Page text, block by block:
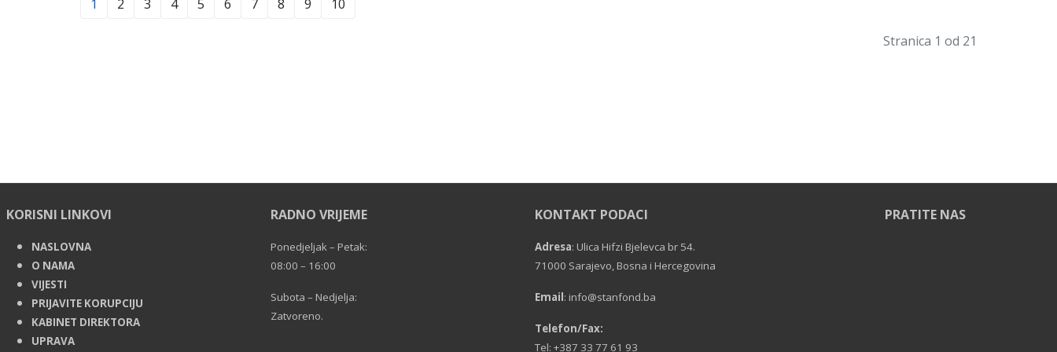
1 2 3 4 5 6 7 8 9 10
Stranica 1 od 21
KORISNI LINKOVI
NASLOVNA
O NAMA
VIJESTI
PRIJAVITE KORUPCIJU
KABINET DIREKTORA
UPRAVA
RADNO VRIJEME
Ponedjeljak – Petak:
08:00 – 16:00
Subota – Nedjelja:
Zatvoreno.
KONTAKT PODACI
Adresa: Ulica Hifzi Bjelevca br 54.
71000 Sarajevo, Bosna i Hercegovina
Email: info@stanfond.ba
Telefon/Fax:
Tel: +387 33 77 61 93
PRATITE NAS